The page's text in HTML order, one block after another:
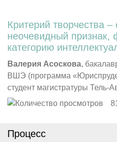
Критерий творчества
неочевидный
категорию
Валерия Асоскова,
ВШЭ (программа
студент магистратуры Тель-
Процесс